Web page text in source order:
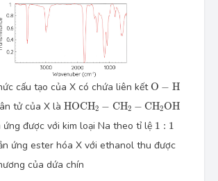
cấu tạo của X có chứa liên kếtO − H
O H
tử của X là HOCH2 − CH2 − CH2OH
HOCH CH2 H2OH
ứng được với kim loại Na theo tỉ lệ 1 : 1
1 1
ứng ester hóa X với ethanol thu được
của dứa chín